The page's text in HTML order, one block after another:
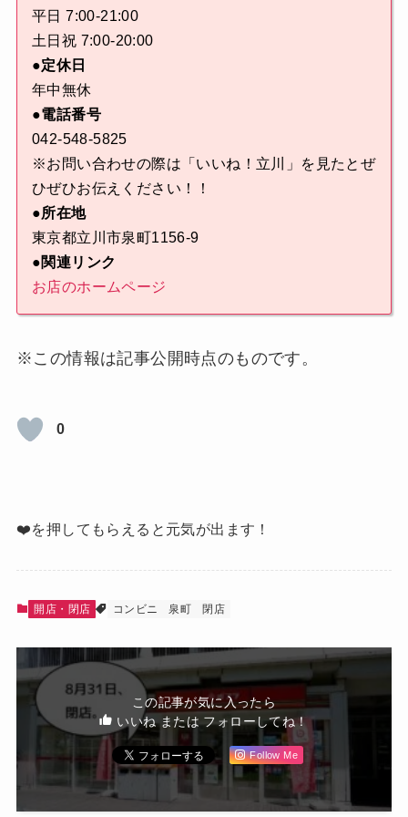
平日 7:00-21:00
土日祝 7:00-20:00
●定休日
年中無休
●電話番号
042-548-5825
※お問い合わせの際は「いいね！立川」を見たとぜ
ひぜひお伝えください！！
●所在地
東京都立川市泉町1156-9
●関連リンク
お店のホームページ
※この情報は記事公開時点のものです。
0
❤️を押してもらえると元気が出ます！
開店・閉店 コンビニ 泉町 閉店
この記事が気に入ったら
いいね または フォローしてね！
Follow Me